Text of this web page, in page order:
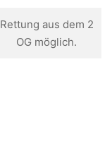
Rettung aus dem 2
OG möglich.